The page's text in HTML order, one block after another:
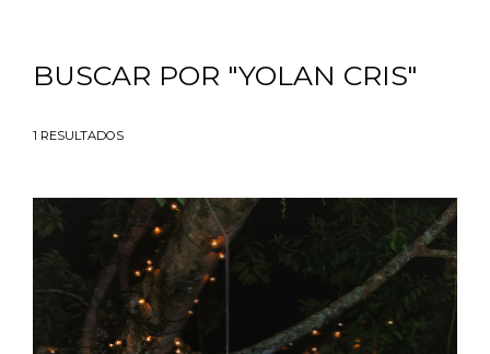
BUSCAR POR "YOLAN CRIS"
1 RESULTADOS